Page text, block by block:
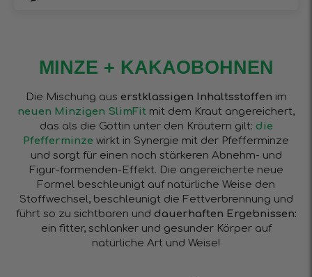
MINZE + KAKAOBOHNEN
Die Mischung aus erstklassigen Inhaltsstoffen im
neuen Minzigen SlimFit mit dem Kraut angereichert,
das als die Göttin unter den Kräutern gilt: die
Pfefferminze wirkt in Synergie mit der Pfefferminze
und sorgt für einen noch stärkeren Abnehm- und
Figur-formenden-Effekt. Die angereicherte neue
Formel beschleunigt auf natürliche Weise den
Stoffwechsel, beschleunigt die Fettverbrennung und
führt so zu sichtbaren und dauerhaften Ergebnissen:
ein fitter, schlanker und gesunder Körper auf
natürliche Art und Weise!